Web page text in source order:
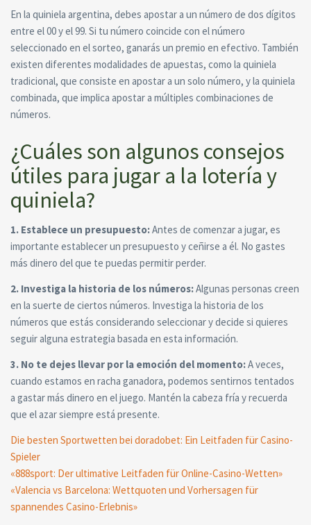
En la quiniela argentina, debes apostar a un número de dos dígitos
entre el 00 y el 99. Si tu número coincide con el número
seleccionado en el sorteo, ganarás un premio en efectivo. También
existen diferentes modalidades de apuestas, como la quiniela
tradicional, que consiste en apostar a un solo número, y la quiniela
combinada, que implica apostar a múltiples combinaciones de
números.
¿Cuáles son algunos consejos
útiles para jugar a la lotería y
quiniela?
1. Establece un presupuesto:Antes de comenzar a jugar, es
importante establecer un presupuesto y ceñirse a él. No gastes
más dinero del que te puedas permitir perder.
2. Investiga la historia de los números:Algunas personas creen
en la suerte de ciertos números. Investiga la historia de los
números que estás considerando seleccionar y decide si quieres
seguir alguna estrategia basada en esta información.
3. No te dejes llevar por la emoción del momento:A veces,
cuando estamos en racha ganadora, podemos sentirnos tentados
a gastar más dinero en el juego. Mantén la cabeza fría y recuerda
que el azar siempre está presente.
Die besten Sportwetten bei doradobet: Ein Leitfaden für Casino-
Spieler
«888sport: Der ultimative Leitfaden für Online-Casino-Wetten»
«Valencia vs Barcelona: Wettquoten und Vorhersagen für
spannendes Casino-Erlebnis»